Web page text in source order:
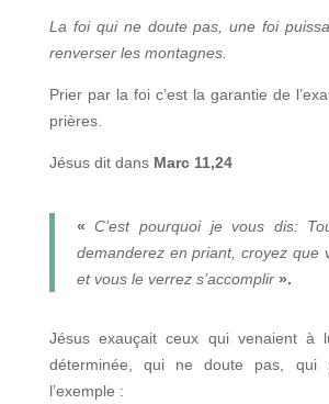
La foi qui ne doute pas, une foi
renverser les montagnes.
Prier par la foi c’est la garantie de
prières.
Jésus dit dans Marc 11,24
«C’est pourquoi je vous dis:
demanderez en priant, croyez que
et vous le verrez s’accomplir».
Jésus exauçait ceux qui venaient à
déterminée, qui ne doute pas, qui
l’exemple :